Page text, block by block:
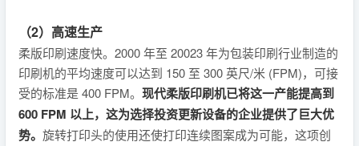
（2）高速生产
柔版印刷速度快。2000 年至 20023 年为包装印刷行业制造的
印刷机的平均速度可以达到 150 至 300 英尺/米 (FPM)，可接
受的标准是 400 FPM。 现代柔版印刷机已将这一产能提高到
600 FPM 以上，这为选择投资更新设备的企业提供了巨大优
势。 旋转打印头的使用还使打印连续图案成为可能，这项创